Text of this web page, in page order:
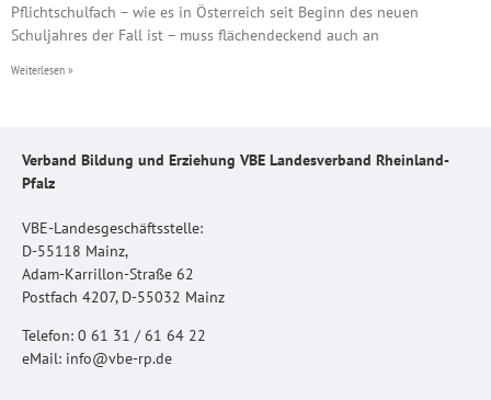
Pflichtschulfach – wie es in Österreich seit Beginn des neuen
Schuljahres der Fall ist – muss flächendeckend auch an
Weiterlesen »
Verband Bildung und Erziehung VBE Landesverband Rheinland-
Pfalz
VBE-Landesgeschäftsstelle:
D-55118 Mainz,
Adam-Karrillon-Straße 62
Postfach 4207, D-55032 Mainz
Telefon: 0 61 31 / 61 64 22
eMail: info@vbe-rp.de